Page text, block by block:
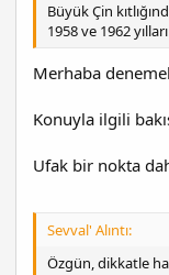
Büyük Çin
1958 ve 1962
Merhaba
Konuyla ilgili
Ufak bir nokta
Sevval' Alıntı:
Özgün, dikkatle